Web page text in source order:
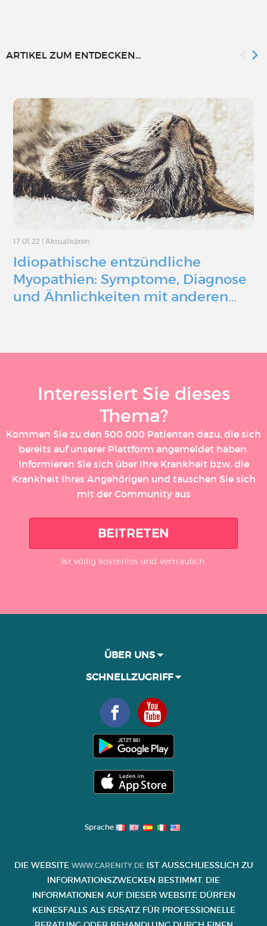
ARTIKEL ZUM ENTDECKEN...
17.01.22 | Aktualitäten
Idiopathische entzündliche
Myopathien: Symptome, Diagnose
und Ähnlichkeiten mit anderen…
Interessiert Sie dieses
Thema?
Kommen Sie zu den 500 000 Patienten dazu, die sich
bereits auf unserer Plattform angemeldet haben.
Informieren Sie sich über Ihre Krankheit bzw. die
Krankheit Ihres Angehörigen und tauschen Sie sich
mit der Community aus
BEITRETEN
Ist völlig kostenlos und vertraulich.
ÜBER UNS
SCHNELLZUGRIFF
Sprache
DIE WEBSITE WWW.CARENITY.DEIST AUSSCHLIESSLICH ZU I
NFORMATIONSZWECKEN BESTIMMT. DIE I
NFORMATIONEN AUF DIESER WEBSITE DÜRFEN K
EINESFALLS ALS ERSATZ FÜR PROFESSIONELLE B